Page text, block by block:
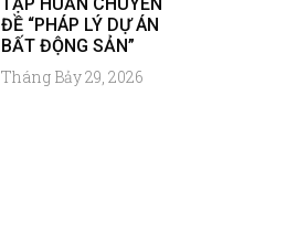
ĐỀ “PHÁP LÝ DỰ ÁN
BẤT ĐỘNG SẢN”
Tháng Bảy 29, 2026